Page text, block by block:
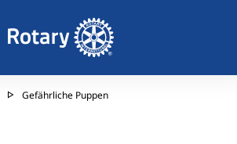
Gefährliche Puppen